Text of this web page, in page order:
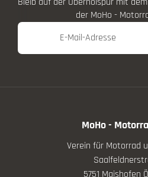
der MoHo -
E-Mail-Adresse
MoHo -
Verein für Motorrad
5751 Maishofen